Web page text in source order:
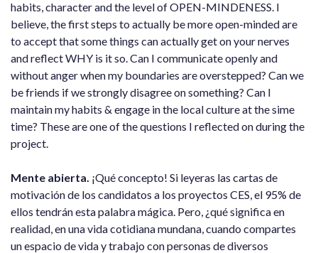
habits, character and the level of OPEN-MINDENESS. I
believe, the first steps to actually be more open-minded are
to accept that some things can actually get on your nerves
and reflect WHY is it so. Can I communicate openly and
without anger when my boundaries are overstepped? Can we
be friends if we strongly disagree on something? Can I
maintain my habits & engage in the local culture at the sime
time? These are one of the questions I reflected on during the
project.
Mente abierta. ¡Qué concepto! Si leyeras las cartas de
motivación de los candidatos a los proyectos CES, el 95% de
ellos tendrán esta palabra mágica. Pero, ¿qué significa en
realidad, en una vida cotidiana mundana, cuando compartes
un espacio de vida y trabajo con personas de diversos